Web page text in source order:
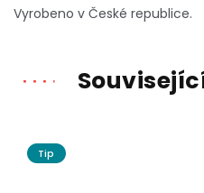
Vyrobeno v České republice.
Tip